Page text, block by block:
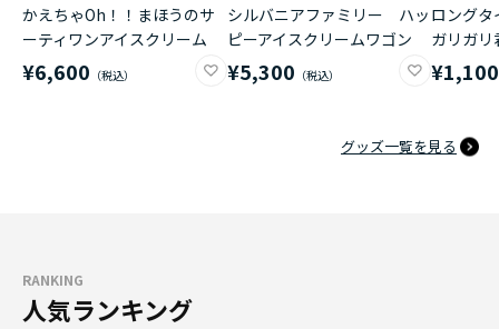
かえちゃOh！！まほうのサ
ーティワンアイスクリーム
¥6,600
シルバニアファミリー ハッ
ピーアイスクリームワゴン
¥5,300
ロング
ガリガ
¥1,100
グッズ一覧を見る
RANKING
人気ランキング